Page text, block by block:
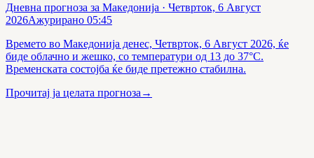
Дневна прогноза за Македонија · Четврток, 6 Август
2026Ажурирано 05:45
Времето во Македонија денес, Четврток, 6 Август 2026, ќе
биде облачно и жешко, со температури од 13 до 37°C.
Временската состојба ќе биде претежно стабилна.
Прочитај ја целата прогноза→